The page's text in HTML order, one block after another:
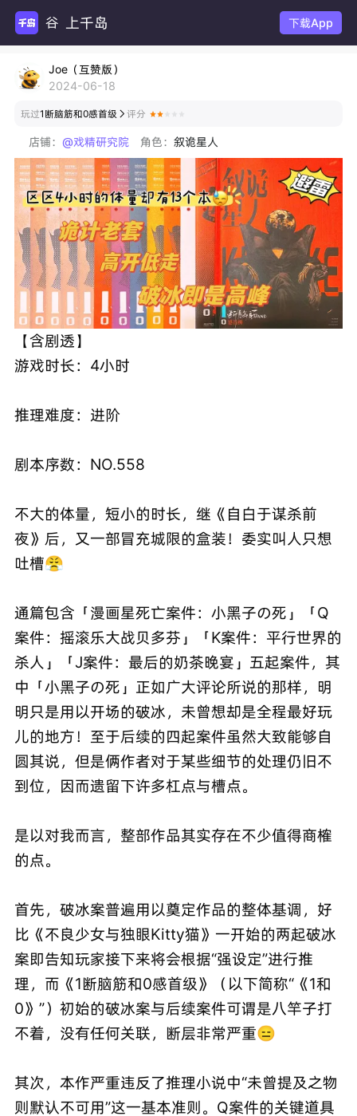
谷圈扩 上千岛 下载App
Joe（互赞版）
2024-06-18
玩过1断脑筋和0感首级  评分
店铺： @戏精研究院 角色：叙诡星人
【含剧透】
游戏时长：4小时
推理难度：进阶
剧本序数：NO.558
不大的体量，短小的时长，继《自白于谋杀前
夜》后，又一部冒充城限的盒装！委实叫人只想
吐槽😤
通篇包含「漫画星死亡案件：小黑子の死」「Q
案件：摇滚乐大战贝多芬」「K案件：平行世界的
杀人」「J案件：最后的奶茶晚宴」五起案件，其
中「小黑子の死」正如广大评论所说的那样，明
明只是用以开场的破冰，未曾想却是全程最好玩
儿的地方！至于后续的四起案件虽然大致能够自
圆其说，但是俩作者对于某些细节的处理仍旧不
到位，因而遗留下许多杠点与槽点。
是以对我而言，整部作品其实存在不少值得商榷
的点。
首先，破冰案普遍用以奠定作品的整体基调，好
比《不良少女与独眼Kitty猫》一开始的两起破冰
案即告知玩家接下来将会根据“强设定”进行推
理，而《1断脑筋和0感首级》（以下简称“《1和
0》”）初始的破冰案与后续案件可谓是八竿子打
不着，没有任何关联，断层非常严重😑
其次，本作严重违反了推理小说中“未曾提及之物
则默认不可用”这一基本准则。Q案件的关键道具